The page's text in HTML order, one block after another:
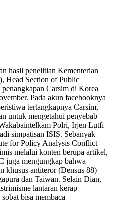
hasil penelitian Kementerian
Head Section of Public
Carsim di Korea
Pada akun facebooknya
tertangkapnya Carsim,
untuk mengetahui penyebab
Polri, Irjen Lutfi
simpatisan ISIS. Sebanyak
for Policy Analysis Conflict
melalui konten berupa artikel,
juga mengungkap bahwa
khusus antiteror (Densus 88)
dan Taiwan. Selain Dian,
lantaran kerap
bisa membaca